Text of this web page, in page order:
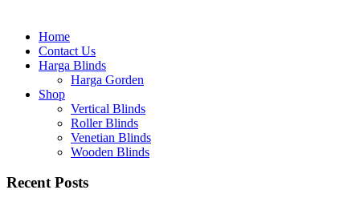
Home
Contact Us
Harga Blinds
Harga Gorden
Shop
Vertical Blinds
Roller Blinds
Venetian Blinds
Wooden Blinds
Recent Posts